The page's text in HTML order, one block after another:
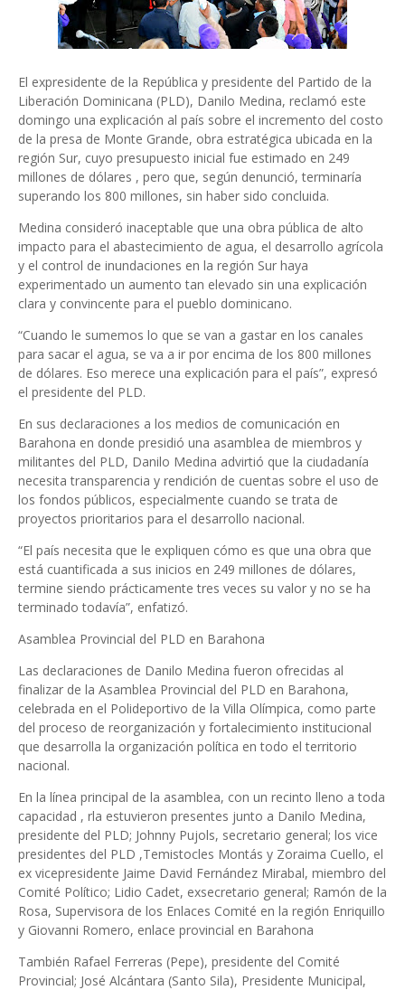
El expresidente de la República y presidente del Partido de la
Liberación Dominicana (PLD), Danilo Medina, reclamó este
domingo una explicación al país sobre el incremento del costo
de la presa de Monte Grande, obra estratégica ubicada en la
región Sur, cuyo presupuesto inicial fue estimado en 249
millones de dólares , pero que, según denunció, terminaría
superando los 800 millones, sin haber sido concluida.
Medina consideró inaceptable que una obra pública de alto
impacto para el abastecimiento de agua, el desarrollo agrícola
y el control de inundaciones en la región Sur haya
experimentado un aumento tan elevado sin una explicación
clara y convincente para el pueblo dominicano.
“Cuando le sumemos lo que se van a gastar en los canales
para sacar el agua, se va a ir por encima de los 800 millones
de dólares. Eso merece una explicación para el país”, expresó
el presidente del PLD.
En sus declaraciones a los medios de comunicación en
Barahona en donde presidió una asamblea de miembros y
militantes del PLD, Danilo Medina advirtió que la ciudadanía
necesita transparencia y rendición de cuentas sobre el uso de
los fondos públicos, especialmente cuando se trata de
proyectos prioritarios para el desarrollo nacional.
“El país necesita que le expliquen cómo es que una obra que
está cuantificada a sus inicios en 249 millones de dólares,
termine siendo prácticamente tres veces su valor y no se ha
terminado todavía”, enfatizó.
Asamblea Provincial del PLD en Barahona
Las declaraciones de Danilo Medina fueron ofrecidas al
finalizar de la Asamblea Provincial del PLD en Barahona,
celebrada en el Polideportivo de la Villa Olímpica, como parte
del proceso de reorganización y fortalecimiento institucional
que desarrolla la organización política en todo el territorio
nacional.
En la línea principal de la asamblea, con un recinto lleno a toda
capacidad , rla estuvieron presentes junto a Danilo Medina,
presidente del PLD; Johnny Pujols, secretario general; los vice
presidentes del PLD ,Temistocles Montás y Zoraima Cuello, el
ex vicepresidente Jaime David Fernández Mirabal, miembro del
Comité Político; Lidio Cadet, exsecretario general; Ramón de la
Rosa, Supervisora de los Enlaces Comité en la región Enriquillo
y Giovanni Romero, enlace provincial en Barahona
También Rafael Ferreras (Pepe), presidente del Comité
Provincial; José Alcántara (Santo Sila), Presidente Municipal,